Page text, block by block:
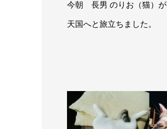
今朝 長男 のりお（猫）が
天国へと旅立ちました。